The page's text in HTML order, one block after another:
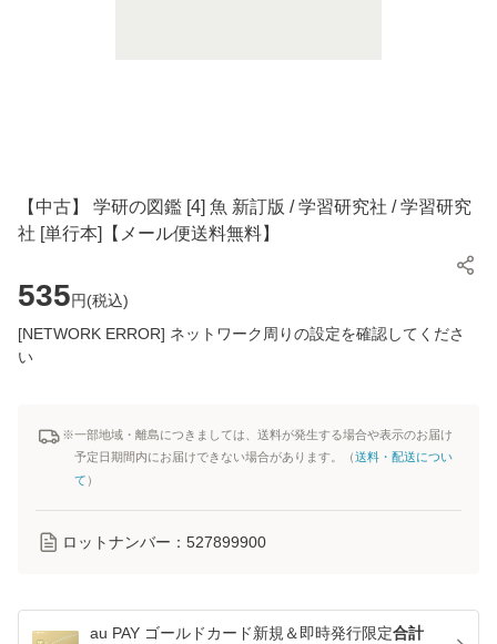
【中古】 学研の図鑑 [4] 魚 新訂版 / 学習研究社 / 学習研究
社 [単行本]【メール便送料無料】
535円(税込)
[NETWORK ERROR] ネットワーク周りの設定を確認してくださ
い
※一部地域・離島につきましては、送料が発生する場合や表示のお届け
予定日期間内にお届けできない場合があります。（送料・配送につい
て ）
ロットナンバー： 527899900
au PAY ゴールドカード新規＆即時発行限定合計